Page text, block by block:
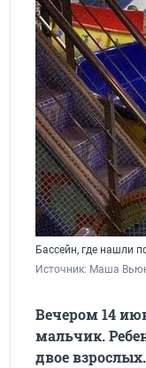
Бассейн, где нашли
Источник: Маша
Вечером 14
мальчик.
двое